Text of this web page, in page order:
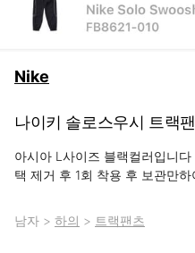
Nike
나이키 솔로스우시 트랙
아시아 L사이즈 블랙컬러입니
택 제거 후 1회 착용 후 보관만
남자 > 하의 > 트랙팬츠